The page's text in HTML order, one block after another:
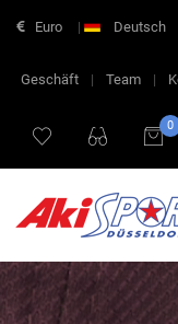
Euro | Deutsch
Geschäft | Team |
0